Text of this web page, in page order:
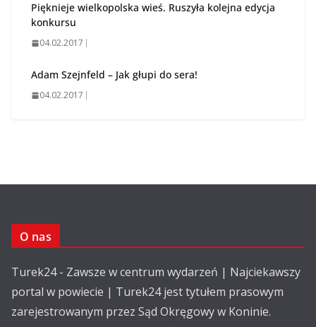
Pięknieje wielkopolska wieś. Ruszyła kolejna edycja
konkursu
04.02.2017
Adam Szejnfeld – Jak głupi do sera!
04.02.2017
O nas
Turek24 - Zawsze w centrum wydarzeń | Najciekawszy
portal w powiecie | Turek24 jest tytułem prasowym
zarejestrowanym przez Sąd Okręgowy w Koninie.